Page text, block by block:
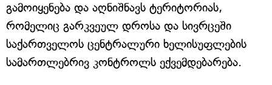
გამოიყენება და აღნიშნავს ტერიტორიას,
რომელიც გარკვეულ დროსა და სივრცეში
საქართველოს ცენტრალური ხელისუფლების
სამართლებრივ კონტროლს ექვემდებარება.